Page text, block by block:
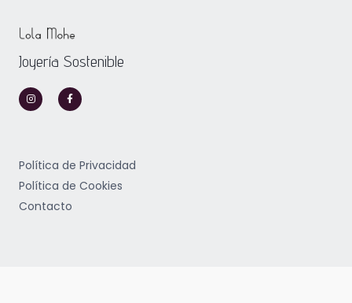
Joyería Sostenible
n
s
t
m
a
c
e
f
Política de Privacidad
Política de Cookies
Contacto